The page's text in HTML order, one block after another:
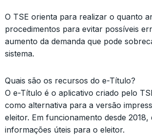
O TSE orienta para realizar o quanto
procedimentos para evitar possíveis
aumento da demanda que pode
sistema.
Quais são os recursos do e-Título?
O e-Título é o aplicativo criado pelo
como alternativa para a versão
eleitor. Em funcionamento desde 2018,
informações úteis para o eleitor.